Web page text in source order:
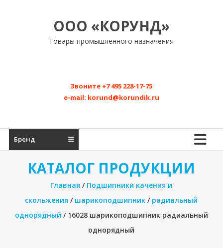
ООО «КОРУНД»
Товары промышленного назначения
Звоните +7 495 228-17-75
e-mail: korund@korundik.ru
Бренд
КАТАЛОГ ПРОДУКЦИИ
Главная / Подшипники качения и
скольжения / шарикоподшипник / радиальный
однорядный / 16028 шарикоподшипник радиальный
однорядный